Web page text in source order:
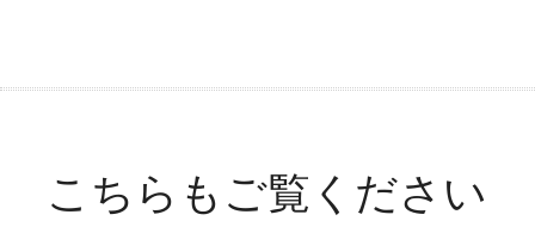
こちらもご覧ください